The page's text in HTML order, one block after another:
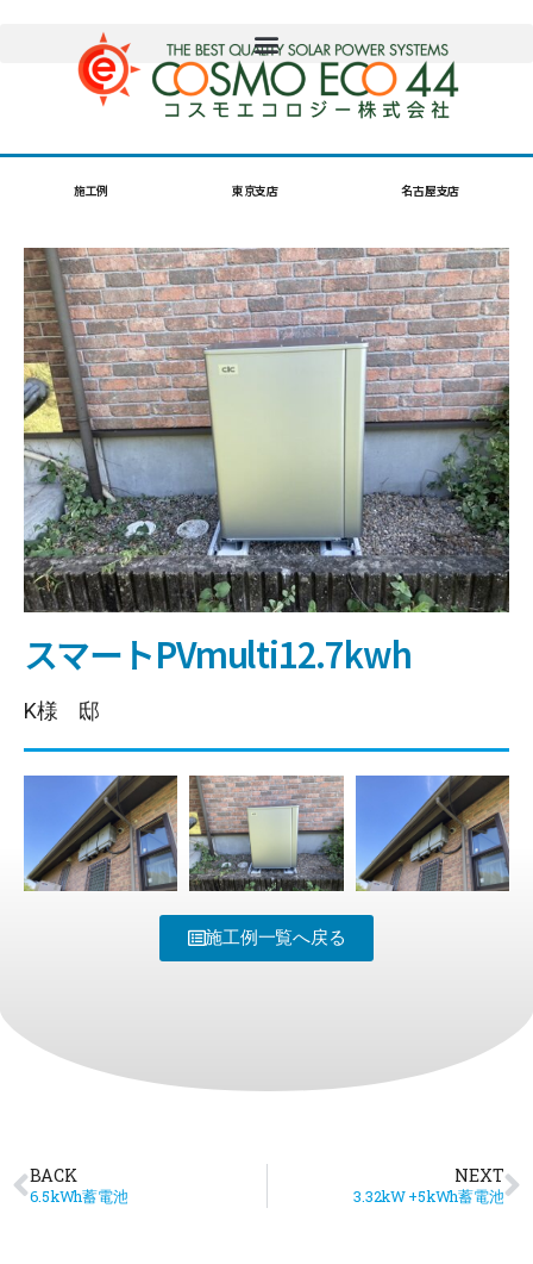
施工例 東京支店 名古屋支店
スマートPVmulti12.7kwh
K様 邸
施工例一覧へ戻る
BACK
6.5kWh蓄電池
NEXT
3.32kW +5kWh蓄電池